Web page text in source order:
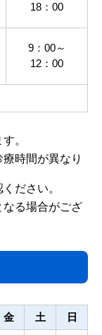
18：00
9：00～
12：00
。
時間が異なり
ださい。
る場合がござ
金 土 日